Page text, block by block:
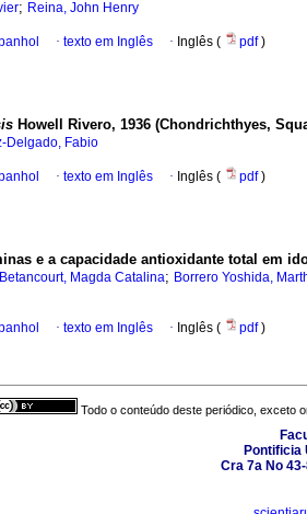
; Reina, John Henry
· texto em Inglês · Inglês ( pdf)
Howell Rivero, 1936 (Chondrichthyes,
Delgado, Fabio
· texto em Inglês · Inglês ( pdf)
e a capacidade antioxidante total em
Magda Catalina; Borrero Yoshida,
· texto em Inglês · Inglês ( pdf)
Todo o conteúdo deste periódico, exceto
Pontificia
Cra 7a No